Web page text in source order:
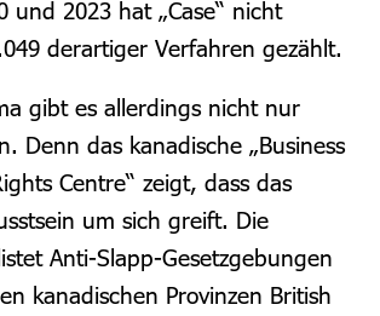
und 2023 hat „Case“ nicht
derartiger Verfahren gezählt.
gibt es allerdings nicht nur
Denn das kanadische „Business
Centre“ zeigt, dass das
um sich greift. Die
Anti-Slapp-Gesetzgebungen
kanadischen Provinzen British